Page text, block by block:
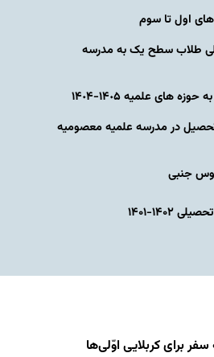
های اول تا سوم
طلاب سطح یک به مدرسه
های علمیه ١۴٠۵-١۴٠۴
در مدرسه علمیه معصومیه
جنبی
۱۴۰۱
برای کربلایی اوّلی‌ها